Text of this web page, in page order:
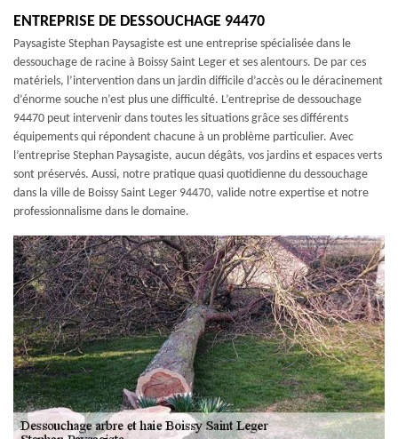
ENTREPRISE DE DESSOUCHAGE 94470
Paysagiste Stephan Paysagiste est une entreprise spécialisée dans le
dessouchage de racine à Boissy Saint Leger et ses alentours. De par ces
matériels, l’intervention dans un jardin difficile d’accès ou le déracinement
d’énorme souche n’est plus une difficulté. L’entreprise de dessouchage
94470 peut intervenir dans toutes les situations grâce ses différents
équipements qui répondent chacune à un problème particulier. Avec
l’entreprise Stephan Paysagiste, aucun dégâts, vos jardins et espaces verts
sont préservés. Aussi, notre pratique quasi quotidienne du dessouchage
dans la ville de Boissy Saint Leger 94470, valide notre expertise et notre
professionnalisme dans le domaine.